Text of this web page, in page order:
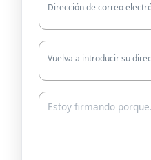
Dirección de correo
Vuelva a introducir su